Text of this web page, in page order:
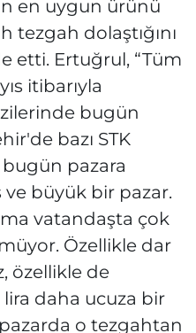
en uygun ürünü
tezgah dolaştığını
etti. Ertuğrul, “Tüm
itibarıyla
bugün
bazı STK
pazara
büyük bir pazar.
vatandaşta çok
Özellikle dar
özellikle de
daha ucuza bir
o tezgahtan